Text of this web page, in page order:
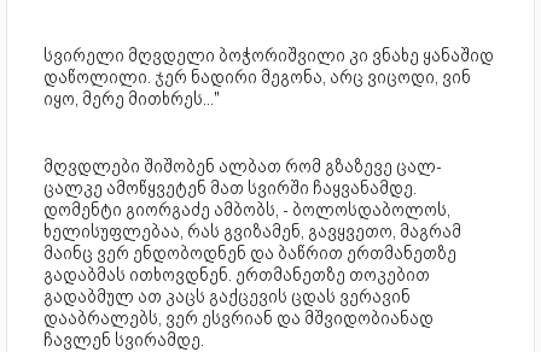
სვირელი მღვდელი ბოჭორიშვილი კი ვნახე ყანაშიდ
დაწოლილი. ჯერ ნადირი მეგონა, არც ვიცოდი, ვინ
იყო, მერე მითხრეს..."
მღვდლები შიშობენ ალბათ რომ გზაზევე ცალ-
ცალკე ამოწყვეტენ მათ სვირში ჩაყვანამდე.
დომენტი გიორგაძე ამბობს, - ბოლოსდაბოლოს,
ხელისუფლებაა, რას გვიზამენ, გავყვეთო, მაგრამ
მაინც ვერ ენდობოდნენ და ბაწრით ერთმანეთზე
გადაბმას ითხოვდნენ. ერთმანეთზე თოკებით
გადაბმულ ათ კაცს გაქცევის ცდას ვერავინ
დააბრალებს, ვერ ესვრიან და მშვიდობიანად
ჩავლენ სვირამდე.